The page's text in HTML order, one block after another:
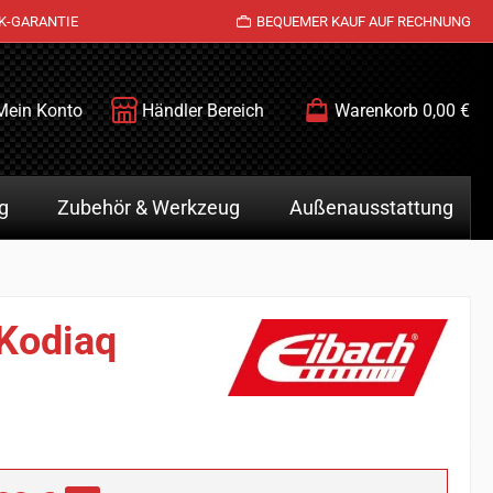
GARANTIE BEQUEMER KAUF AUF RECHNUNG
Konto Händler Bereich Warenkorb 0,00 €
Zubehör & Werkzeug Außenausstattung